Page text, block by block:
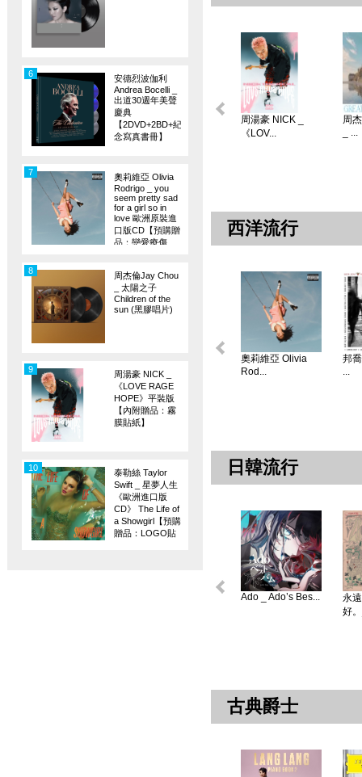
安德烈波伽利
Andrea Bocelli _
出道30週年美聲
慶典
【2DVD+2BD+紀
念寫真書冊】
6
奧莉維亞 Olivia
Rodrigo _ you
seem pretty sad
for a girl so in
love 歐洲原裝進
口版CD【預購贈
品：戀愛療傷
7
周杰倫Jay Chou
_ 太陽之子
Children of the
sun (黑膠唱片)
8
周湯豪 NICK _
《LOVE RAGE
HOPE》平裝版
【內附贈品：霧
膜貼紙】
9
泰勒絲 Taylor
Swift _ 星夢人生
《歐洲進口版
CD》 The Life of
a Showgirl【預購
贈品：LOGO貼
10
周湯豪 NICK _
《LOV...
周
_ ...
西洋流行
奧莉維亞 Olivia
Rod...
邦
...
日韓流行
Ado _ Ado’s Bes...
永
好
古典爵士